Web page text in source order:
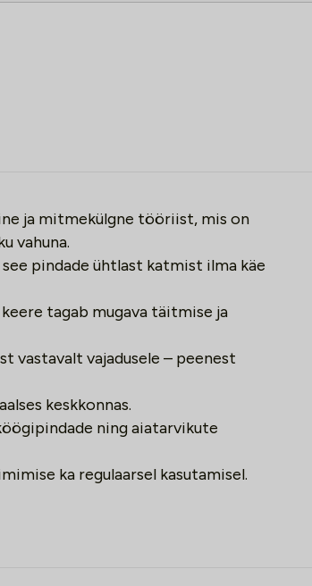
ja mitmekülgne tööriist, mis on
vahuna.
pindade ühtlast katmist ilma käe
tagab mugava täitmise ja
vastavalt vajadusele – peenest
keskkonnas.
ning aiatarvikute
ka regulaarsel kasutamisel.